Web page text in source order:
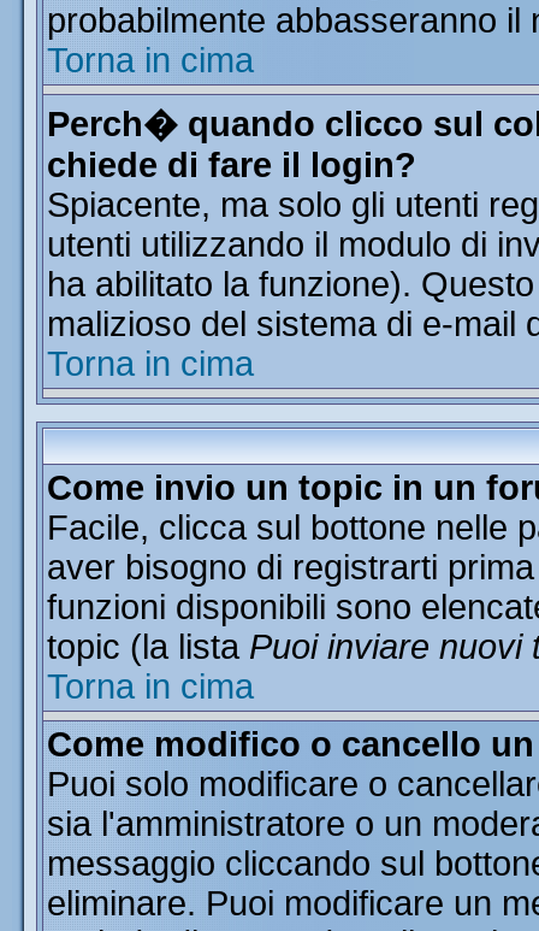
probabilmente abbasseranno il
Torna in cima
Perch� quando clicco sul
chiede di fare il login?
Spiacente, ma solo gli utenti
utenti utilizzando il modulo di
ha abilitato la funzione).
malizioso del sistema di e-mail
Torna in cima
Come invio un topic in un
Facile, clicca sul bottone nelle
aver bisogno di registrarti
funzioni disponibili sono
topic (la lista Puoi inviare nuovi
Torna in cima
Come modifico o cancello
Puoi solo modificare o
sia l'amministratore o un
messaggio cliccando sul
eliminare. Puoi modificare un